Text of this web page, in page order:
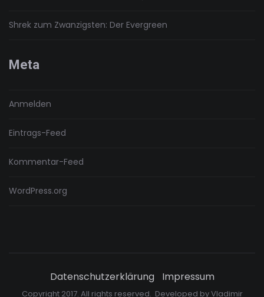
Shrek zum Zwanzigsten: Der Evergreen
Meta
Anmelden
Eintrags-Feed
Kommentar-Feed
WordPress.org
Datenschutzerklärung Impressum
Copyright 2017. All rights reserved. Developed byVladimir